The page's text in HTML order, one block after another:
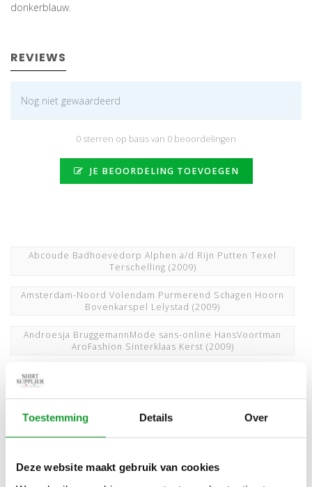
Toestemming Details Over
Deze website maakt gebruik van cookies
donkerblauw.
REVIEWS
Nog niet gewaardeerd
0 sterren op basis van 0 beoordelingen
JE BEOORDELING TOEVOEGEN
Abcoude Badhoevedorp Alphen a/d Rijn Putten Texel
Terschelling (2009)
Amsterdam-Noord Volendam Purmerend Schagen Hoorn
Bovenkarspel Lelystad (2009)
Androesja BruggemannMode sans-online HansVoortman
AroFashion Sinterklaas Kerst (2009)
Baileys Giordano Desoto DesotoLuxery Olymp BjornBorg
Bleiswijk Pijnacker Zoetermeer Spijkenisse
BerkelRodenrijs Bergschenhoek Geldermalsen
Alkmaar (2009)